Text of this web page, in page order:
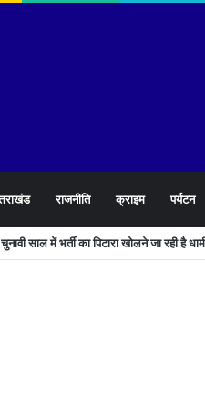
राजनीति क्राइम पर्यटन
चुनावी साल में भर्ती का पिटारा खोलने जा रही है